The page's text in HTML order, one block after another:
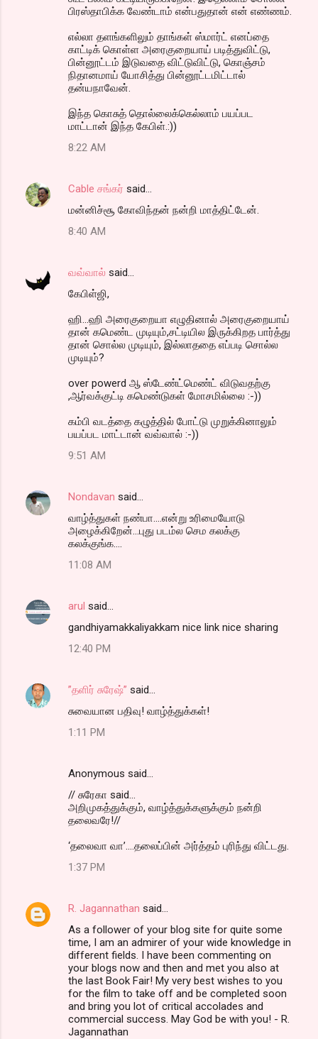
பிரஸ்தாபிக்க வேண்டாம் என்பதுதான் என் எண்ணம்.
எல்லா தளங்களிலும் தாங்கள் ஸ்மார்ட் எனப்தை
காட்டிக் கொள்ள அரைகுறையாய் படித்துவிட்டு,
பின்னூட்டம் இடுவதை விட்டுவிட்டு, கொஞ்சம்
நிதானமாய் யோசித்து பின்னூட்டமிட்டால்
தன்யநாவேன்.
இந்த கொசுத் தொல்லைக்கெல்லாம் பயப்பட
மாட்டான் இந்த கேபிள்.:))
8:22 AM
Cable சங்கர் said…
மன்னிச்சூ கோவிந்தன் நன்றி மாத்திட்டேன்.
8:40 AM
வவ்வால் said…
கேபிள்ஜி,
ஹி...ஹி அரைகுறையா எழுதினால் அரைகுறையாய்
தான் கமெண்ட முடியும்,சட்டியில இருக்கிறத பார்த்து
தான் சொல்ல முடியும், இல்லாததை எப்படி சொல்ல
முடியும்?
over powerd ஆ ஸ்டேண்ட்மெண்ட் விடுவதற்கு
,ஆர்வக்குட்டி கமெண்டுகள் மோசமில்லை :-))
கம்பி வடத்தை கழுத்தில் போட்டு முறுக்கினாலும்
பயப்பட மாட்டான் வவ்வால் :-))
9:51 AM
Nondavan said…
வாழ்த்துகள் நண்பா....என்று உரிமையோடு
அழைக்கிறேன்...புது படம்ல செம கலக்கு
கலக்குங்க....
11:08 AM
arul said…
gandhiyamakkaliyakkam nice link nice sharing
12:40 PM
”தளிர் சுரேஷ்” said…
சுவையான பதிவு! வாழ்த்துக்கள்!
1:11 PM
Anonymous said…
// சுரேகா said...
அறிமுகத்துக்கும், வாழ்த்துக்களுக்கும் நன்றி
தலைவரே!//
‘தலைவா வா’....தலைப்பின் அர்த்தம் புரிந்து விட்டது.
1:37 PM
R. Jagannathan said…
As a follower of your blog site for quite some
time, I am an admirer of your wide knowledge in
different fields. I have been commenting on
your blogs now and then and met you also at
the last Book Fair! My very best wishes to you
for the film to take off and be completed soon
and bring you lot of critical accolades and
commercial success. May God be with you! - R.
Jagannathan